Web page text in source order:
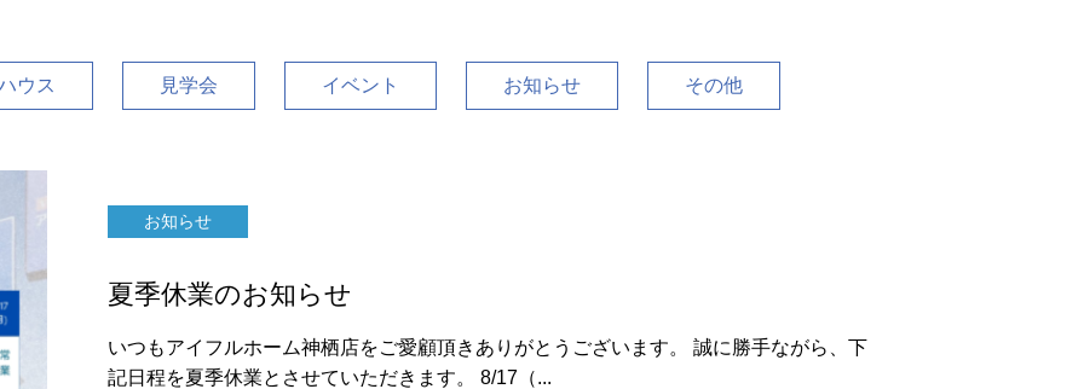
ウス 見学会 イベント お知らせ その他
お知らせ
夏季休業のお知らせ
いつもアイフルホーム神栖店をご愛顧頂きありがとうございます。 誠に勝手ながら、下
記日程を夏季休業とさせていただきます。 8/17（...